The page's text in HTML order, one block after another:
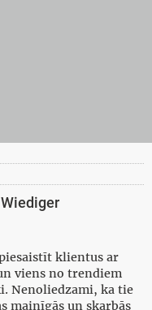
klientus ar
viens no trendiem
Nenoliedzami, ka tie
mainīgās un skarbās